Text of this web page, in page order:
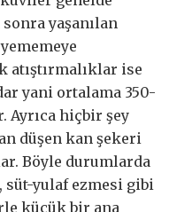
yaşanılan
atıştırmalıklar ise
yani ortalama 350-
Ayrıca hiçbir şey
düşen kan şekeri
Böyle durumlarda
süt-yulaf ezmesi gibi
küçük bir ana